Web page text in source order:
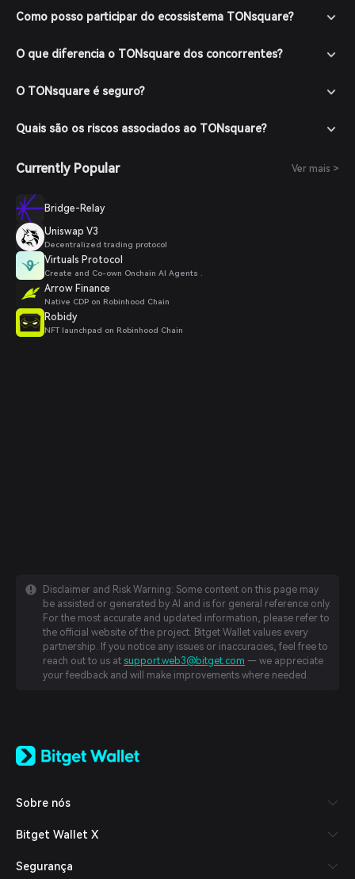
Como posso participar do ecossistema TONsquare?
O que diferencia o TONsquare dos concorrentes?
O TONsquare é seguro?
Quais são os riscos associados ao TONsquare?
Currently Popular Ver mais >
Bridge-Relay
Uniswap V3
Decentralized trading protocol
Virtuals Protocol
Create and Co-own Onchain AI Agents .
Arrow Finance
Native CDP on Robinhood Chain
Robidy
NFT launchpad on Robinhood Chain
Disclaimer and Risk Warning: Some content on this page may
be assisted or generated by AI and is for general reference only.
For the most accurate and updated information, please refer to
the official website of the project. Bitget Wallet values every
partnership. If you notice any issues or inaccuracies, feel free to
reach out to us at support.web3@bitget.com — we appreciate
your feedback and will make improvements where needed.
日本語
Español (Latinoamérica)
Italiano
Deutsch
Sobre nós
Bitget Wallet X
Segurança